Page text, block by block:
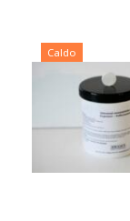
Caldo